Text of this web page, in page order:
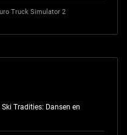
Truck Simulator 2
Ski Tradities: Dansen en